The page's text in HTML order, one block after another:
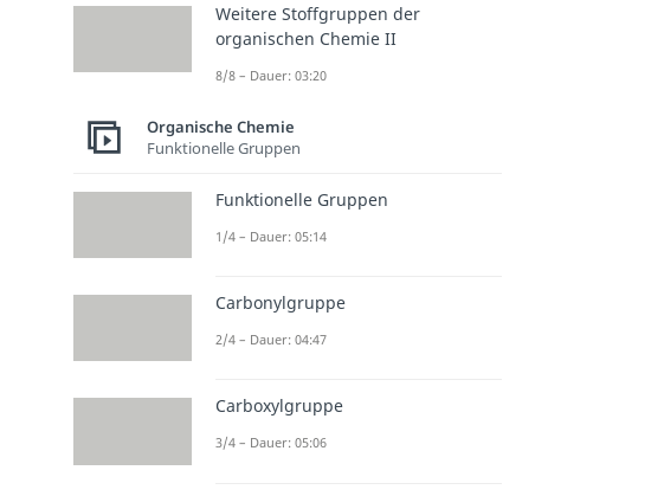
Weitere Stoffgruppen der
organischen Chemie II
8/8 – Dauer: 03:20
Organische Chemie
Funktionelle Gruppen
Funktionelle Gruppen
1/4 – Dauer: 05:14
Carbonylgruppe
2/4 – Dauer: 04:47
Carboxylgruppe
3/4 – Dauer: 05:06